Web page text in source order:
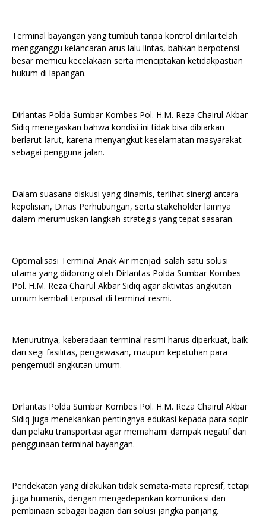
Terminal bayangan yang tumbuh tanpa kontrol dinilai telah
mengganggu kelancaran arus lalu lintas, bahkan berpotensi
besar memicu kecelakaan serta menciptakan ketidakpastian
hukum di lapangan.
Dirlantas Polda Sumbar Kombes Pol. H.M. Reza Chairul Akbar
Sidiq menegaskan bahwa kondisi ini tidak bisa dibiarkan
berlarut-larut, karena menyangkut keselamatan masyarakat
sebagai pengguna jalan.
Dalam suasana diskusi yang dinamis, terlihat sinergi antara
kepolisian, Dinas Perhubungan, serta stakeholder lainnya
dalam merumuskan langkah strategis yang tepat sasaran.
Optimalisasi Terminal Anak Air menjadi salah satu solusi
utama yang didorong oleh Dirlantas Polda Sumbar Kombes
Pol. H.M. Reza Chairul Akbar Sidiq agar aktivitas angkutan
umum kembali terpusat di terminal resmi.
Menurutnya, keberadaan terminal resmi harus diperkuat, baik
dari segi fasilitas, pengawasan, maupun kepatuhan para
pengemudi angkutan umum.
Dirlantas Polda Sumbar Kombes Pol. H.M. Reza Chairul Akbar
Sidiq juga menekankan pentingnya edukasi kepada para sopir
dan pelaku transportasi agar memahami dampak negatif dari
penggunaan terminal bayangan.
Pendekatan yang dilakukan tidak semata-mata represif, tetapi
juga humanis, dengan mengedepankan komunikasi dan
pembinaan sebagai bagian dari solusi jangka panjang.